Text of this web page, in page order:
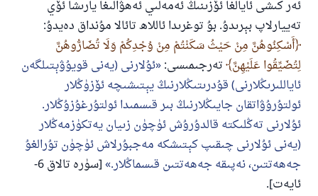
ئەر كىشى ئايالغا ئۆزىنىڭ ئەمەلىي ئەھۋالىغا يارىشا ئۆي
تەييارلاپ بېرىدۇ. بۇ توغرىدا ئاللاھ تائالا مۇنداق دەيدۇ:
أَسْكِنُوهُنَّ مِنْ حَيْثُ سَكَنْتُمْ مِنْ وُجْدِكُمْ وَلَا تُضَارُّوهُنَّ
لِتُضَيِّقُوا عَلَيْهِنَّ تەرجىمىسى: ئۇلارنى (يەنى قويۇۋېتىلگەن
ئاياللىرىڭلارنى) قۇدرىتىڭلارنىڭ يېتىشىچە ئۆزۈڭلار
ئولتۇرۇۋاتقان جايىڭلارنىڭ بىر قىسمىدا ئولتۇرغۇزۇڭلار.
ئۇلارنى تەڭلىكتە قالدۇرۇش ئۈچۈن زىيان يەتكۈزمەڭلار
(يەنى ئۇلارنى چىقىپ كېتىشكە مەجبۇرلاش ئۈچۈن تۇرالغۇ
جەھەتتىن، نەپىقە جەھەتتىن قىسماڭلار.
[سۈرە تالاق 6-
ئايەت].